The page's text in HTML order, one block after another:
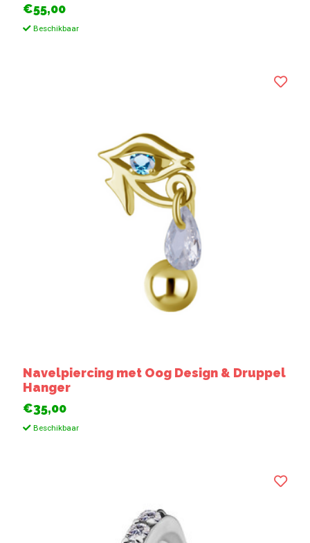
€55,00
Beschikbaar
Navelpiercing met Oog Design & Druppel
Hanger
€35,00
Beschikbaar